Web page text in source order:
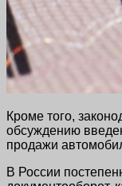
Кроме того,
обсуждению
продажи
В России